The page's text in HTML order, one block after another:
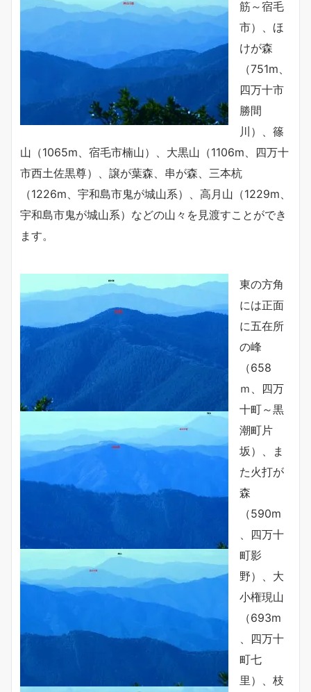
筋～宿毛
市）、ほ
けが森
（751m、
四万十市
勝間
川）、篠
山（1065m、宿毛市楠山）、大黒山（1106m、四万十
市西土佐黒尊）、譲が葉森、串が森、三本杭
（1226m、宇和島市鬼が城山系）、高月山（1229m、
宇和島市鬼が城山系）などの山々を見渡すことができ
ます。
東の方角
には正面
に五在所
の峰
（658
ｍ、四万
十町～黒
潮町片
坂）、ま
た火打が
森
（590m
、四万十
町影
野）、大
小権現山
（693m
、四万十
町七
里）、枝